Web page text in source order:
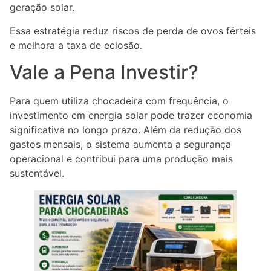
geração solar.
Essa estratégia reduz riscos de perda de ovos férteis
e melhora a taxa de eclosão.
Vale a Pena Investir?
Para quem utiliza chocadeira com frequência, o
investimento em energia solar pode trazer economia
significativa no longo prazo. Além da redução dos
gastos mensais, o sistema aumenta a segurança
operacional e contribui para uma produção mais
sustentável.